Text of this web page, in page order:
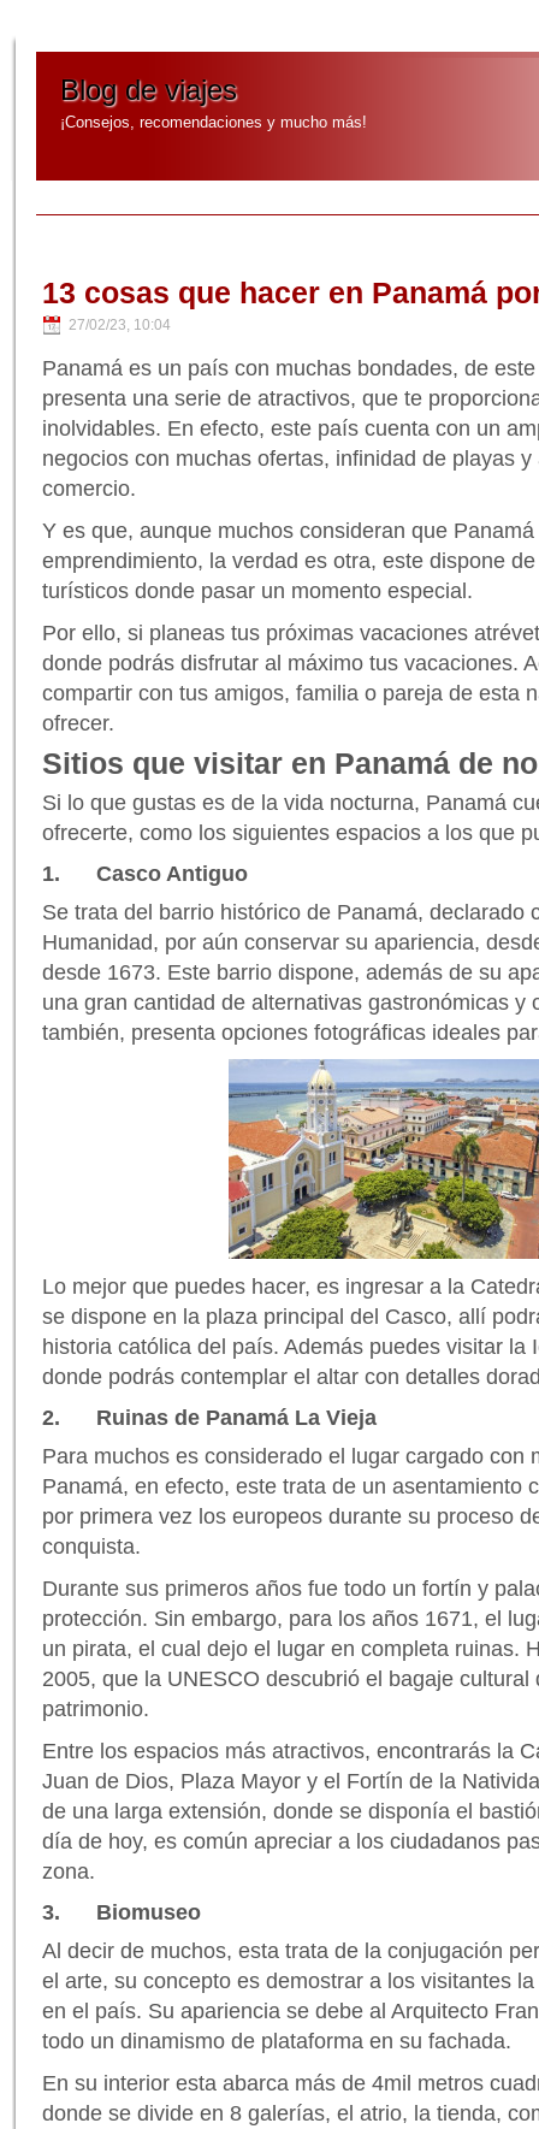
Blog de viajes
¡Consejos, recomendaciones y mucho más!
13 cosas que hacer en Panamá
27/02/23, 10:04
Panamá es un país con muchas bondades, de
presenta una serie de atractivos, que te
inolvidables. En efecto, este país cuenta con un
negocios con muchas ofertas, infinidad de playas
comercio.
Y es que, aunque muchos consideran que
emprendimiento, la verdad es otra, este dispone
turísticos donde pasar un momento especial.
Por ello, si planeas tus próximas vacaciones
donde podrás disfrutar al máximo tus vacaciones.
compartir con tus amigos, familia o pareja de esta
ofrecer.
Sitios que visitar en Panamá de
Si lo que gustas es de la vida nocturna, Panamá
ofrecerte, como los siguientes espacios a los que
1. Casco Antiguo
Se trata del barrio histórico de Panamá, declarado
Humanidad, por aún conservar su apariencia,
desde 1673. Este barrio dispone, además de su
una gran cantidad de alternativas gastronómicas y
también, presenta opciones fotográficas ideales
Lo mejor que puedes hacer, es ingresar a la
se dispone en la plaza principal del Casco, allí
historia católica del país. Además puedes visitar la
donde podrás contemplar el altar con detalles
2. Ruinas de Panamá La Vieja
Para muchos es considerado el lugar cargado con
Panamá, en efecto, este trata de un asentamiento
por primera vez los europeos durante su proceso
conquista.
Durante sus primeros años fue todo un fortín y
protección. Sin embargo, para los años 1671, el
un pirata, el cual dejo el lugar en completa ruinas.
2005, que la UNESCO descubrió el bagaje
patrimonio.
Entre los espacios más atractivos, encontrarás la
Juan de Dios, Plaza Mayor y el Fortín de la
de una larga extensión, donde se disponía el
día de hoy, es común apreciar a los ciudadanos
zona.
3. Biomuseo
Al decir de muchos, esta trata de la conjugación
el arte, su concepto es demostrar a los visitantes
en el país. Su apariencia se debe al Arquitecto
todo un dinamismo de plataforma en su fachada.
En su interior esta abarca más de 4mil metros
donde se divide en 8 galerías, el atrio, la tienda,